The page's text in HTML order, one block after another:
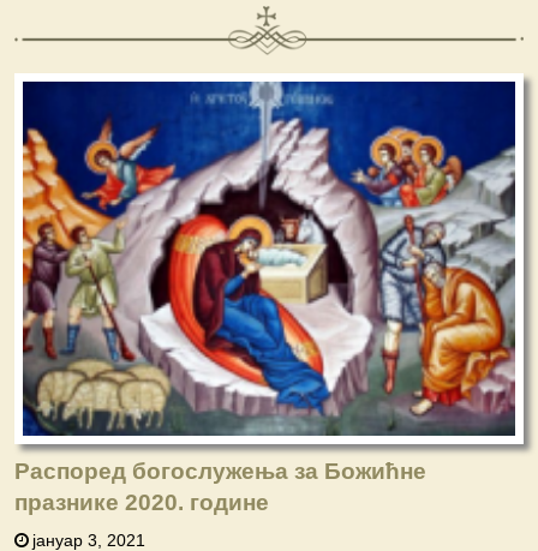
Распоред богослужења за Божићне
празнике 2020. године
јануар 3, 2021